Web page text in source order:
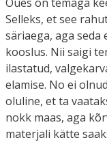
Selleks, et see
säriaega, aga
kooslus. Nii saigi
ilastatud,
elamise. No ei
oluline, et ta
nokk maas, aga
materjali kätte